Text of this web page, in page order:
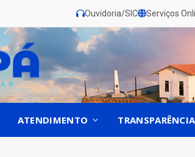
Ouvidoria/SIC Serviços
ATENDIMENTO TRANSPARÊNCIA